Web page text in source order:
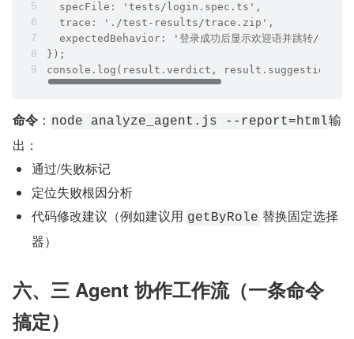
  specFile: 'tests/login.spec.ts',
  trace: './test-results/trace.zip',
expectedBehavior: '登录成功后显示欢迎语并跳转/
});
console.log(result.verdict, result.suggestions);
命令 ： node analyze_agent.js --report=html输
出：
通过/失败标记
定位失败根因分析
代码修改建议（例如建议用 getByRole 替换固定选择
器）
六、三 Agent 协作工作流（一条命令
搞定）